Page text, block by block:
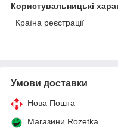
Користувальницькі
Країна реєстрації
Умови доставки
Нова Пошта
Магазини Rozetka